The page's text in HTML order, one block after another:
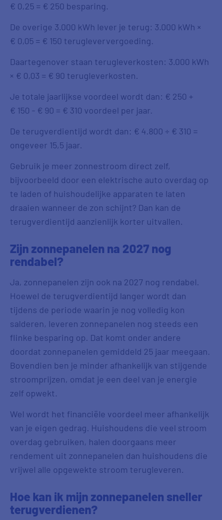
€ 0,25 = € 250 besparing.
De overige 3.000 kWh lever je terug: 3.000 kWh ×
€ 0,05 = € 150 terugleververgoeding.
Daartegenover staan terugleverkosten: 3.000 kWh
× € 0,03 = € 90 terugleverkosten.
Je totale jaarlijkse voordeel wordt dan: € 250 +
€ 150 - € 90 = € 310 voordeel per jaar.
De terugverdientijd wordt dan: € 4.800 ÷ € 310 =
ongeveer 15,5 jaar.
Gebruik je meer zonnestroom direct zelf,
bijvoorbeeld door een elektrische auto overdag op
te laden of huishoudelijke apparaten te laten
draaien wanneer de zon schijnt? Dan kan de
terugverdientijd aanzienlijk korter uitvallen.
Zijn zonnepanelen na 2027 nog
rendabel?
Ja, zonnepanelen zijn ook na 2027 nog rendabel.
Hoewel de terugverdientijd langer wordt dan
tijdens de periode waarin je nog volledig kon
salderen, leveren zonnepanelen nog steeds een
flinke besparing op. Dat komt onder andere
doordat zonnepanelen gemiddeld 25 jaar meegaan.
Bovendien ben je minder afhankelijk van stijgende
stroomprijzen, omdat je een deel van je energie
zelf opwekt.
Wel wordt het financiële voordeel meer afhankelijk
van je eigen gedrag. Huishoudens die veel stroom
overdag gebruiken, halen doorgaans meer
rendement uit zonnepanelen dan huishoudens die
vrijwel alle opgewekte stroom terugleveren.
Hoe kan ik mijn zonnepanelen sneller
terugverdienen?